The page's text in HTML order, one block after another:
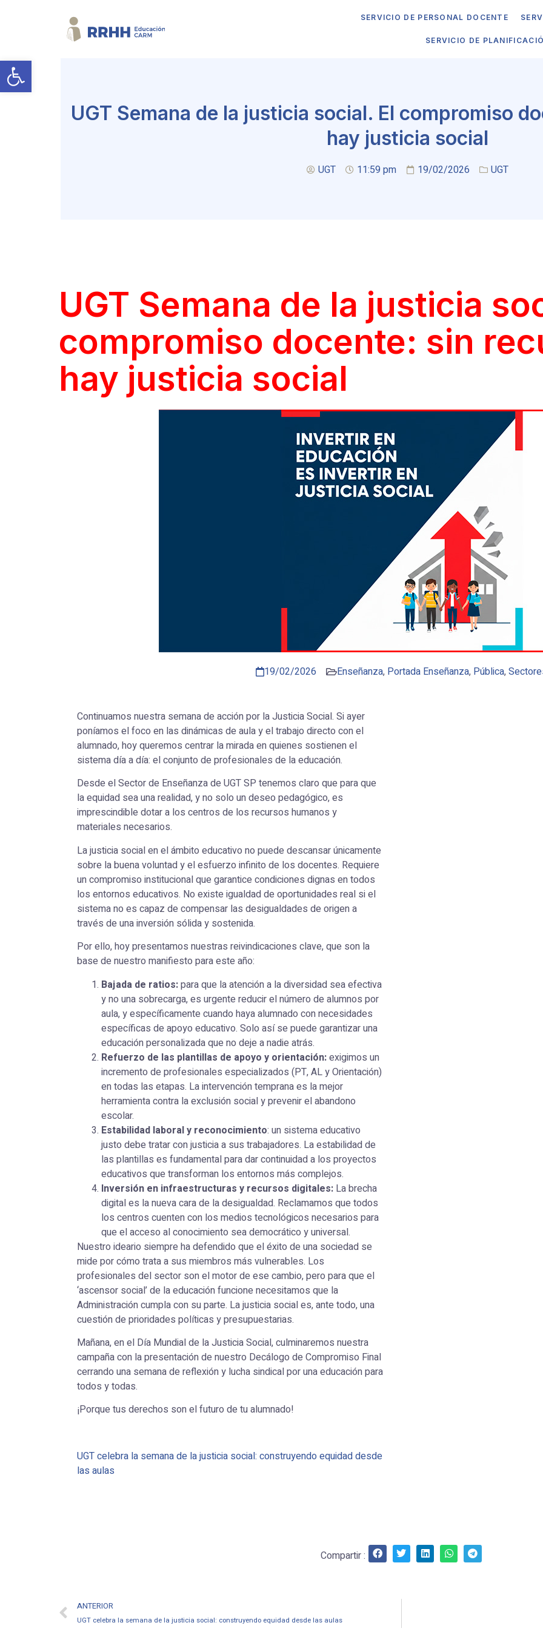
Abrir barra de herramientas
SERVICIO DE PERSONAL DOCENTE
SERVICIO DE
UGT Semana de la justicia social. El compromiso
hay justicia social
UGT 11:59 pm 19/02/2026 UGT
UGT Semana de la justicia
compromiso docente: sin
hay justicia social
19/02/2026 Enseñanza, Portada Enseñanza, Pública,
Continuamos nuestra semana de acción por la Justicia Social. Si ayer
poníamos el foco en las dinámicas de aula y el trabajo directo con el
alumnado, hoy queremos centrar la mirada en quienes sostienen el
sistema día a día: el conjunto de profesionales de la educación.
Desde el Sector de Enseñanza de UGT SP tenemos claro que para que
la equidad sea una realidad, y no solo un deseo pedagógico, es
imprescindible dotar a los centros de los recursos humanos y
materiales necesarios.
La justicia social en el ámbito educativo no puede descansar únicamente
sobre la buena voluntad y el esfuerzo infinito de los docentes. Requiere
un compromiso institucional que garantice condiciones dignas en todos
los entornos educativos. No existe igualdad de oportunidades real si el
sistema no es capaz de compensar las desigualdades de origen a
través de una inversión sólida y sostenida.
Por ello, hoy presentamos nuestras reivindicaciones clave, que son la
base de nuestro manifiesto para este año:
Bajada de ratios:para que la atención a la diversidad sea efectiva
y no una sobrecarga, es urgente reducir el número de alumnos por
aula, y específicamente cuando haya alumnado con necesidades
específicas de apoyo educativo. Solo así se puede garantizar una
educación personalizada que no deje a nadie atrás.
Refuerzo de las plantillas de apoyo y orientación:exigimos un
incremento de profesionales especializados (PT, AL y Orientación)
en todas las etapas. La intervención temprana es la mejor
herramienta contra la exclusión social y prevenir el abandono
escolar.
Estabilidad laboral y reconocimiento: un sistema educativo
justo debe tratar con justicia a sus trabajadores. La estabilidad de
las plantillas es fundamental para dar continuidad a los proyectos
educativos que transforman los entornos más complejos.
Inversión en infraestructuras y recursos digitales: La brecha
digital es la nueva cara de la desigualdad. Reclamamos que todos
los centros cuenten con los medios tecnológicos necesarios para
que el acceso al conocimiento sea democrático y universal.
Nuestro ideario siempre ha defendido que el éxito de una sociedad se
mide por cómo trata a sus miembros más vulnerables. Los
profesionales del sector son el motor de ese cambio, pero para que el
‘ascensor social’ de la educación funcione necesitamos que la
Administración cumpla con su parte. La justicia social es, ante todo, una
cuestión de prioridades políticas y presupuestarias.
Mañana, en el Día Mundial de la Justicia Social, culminaremos nuestra
campaña con la presentación de nuestro Decálogo de Compromiso Final
cerrando una semana de reflexión y lucha sindical por una educación para
todos y todas.
¡Porque tus derechos son el futuro de tu alumnado!
UGT celebra la semana de la justicia social: construyendo equidad desde
las aulas
Compartir :
ANTERIOR
UGT celebra la semana de la justicia social: construyendo equidad desde las aulas